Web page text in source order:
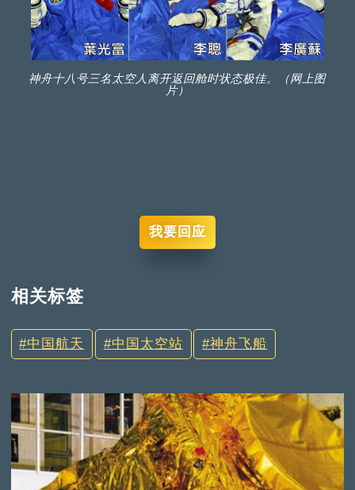
神舟十八号三名太空人离开返回舱时状态极佳。（网上图
片）
我要回应
相关标签
中国航天 中国太空站 神舟飞船